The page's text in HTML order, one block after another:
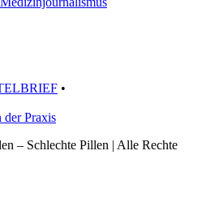
•
der Praxis
– Schlechte Pillen | Alle Rechte